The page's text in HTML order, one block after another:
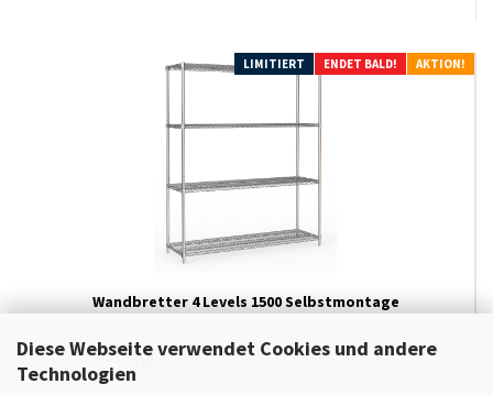
Diese Webseite verwendet Cookies und andere
Technologien
LIMITIERT ENDET BALD! AKTION!
Wandbretter 4 Levels 1500 Selbstmontage
(0)